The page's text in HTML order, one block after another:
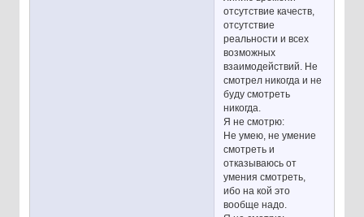
отсутствие качеств,
отсутствие
реальности и всех
возможных
взаимодействий. Не
смотрел никогда и не
буду смотреть
никогда.
Я не смотрю:
Не умею, не умение
смотреть и
отказываюсь от
умения смотреть,
ибо на кой это
вообще надо.